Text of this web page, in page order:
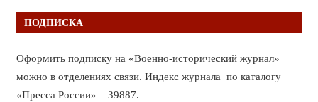
ПОДПИСКА
Оформить подписку на «Военно-исторический журнал»
можно в отделениях связи. Индекс журнала по каталогу
«Пресса России» – 39887.